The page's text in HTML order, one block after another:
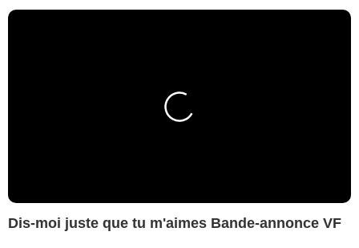
Dis-moi juste que tu m'aimes Bande-annonce VF